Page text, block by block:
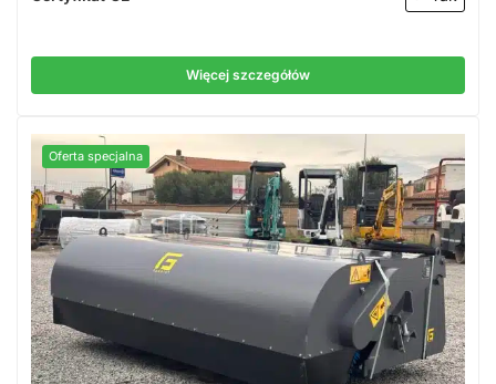
Więcej szczegółów
Oferta specjalna